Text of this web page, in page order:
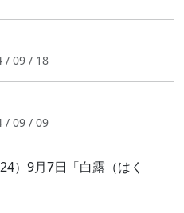
/ 09 / 18
/ 09 / 09
）9月7日「白露（はく